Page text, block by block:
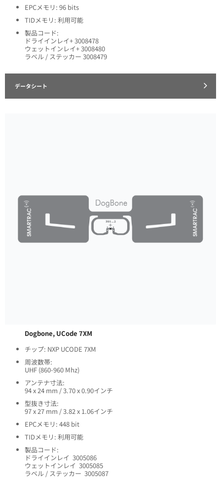
EPCメモリ: 96 bits
TIDメモリ: 利用可能
製品コード:
ドライインレイ+ 3008478
ウェットインレイ+ 3008480
ラベル / ステッカー 3008479
データシート
Dogbone, UCode 7XM
チップ: NXP UCODE 7XM
周波数帯:
UHF (860-960 Mhz)
アンテナ寸法:
94 x 24 mm / 3.70 x 0.90インチ
型抜き寸法:
97 x 27 mm / 3.82 x 1.06インチ
EPCメモリ: 448 bit
TIDメモリ: 利用可能
製品コード:
ドライインレイ 3005086
ウェットインレイ 3005085
ラベル / ステッカー 3005087